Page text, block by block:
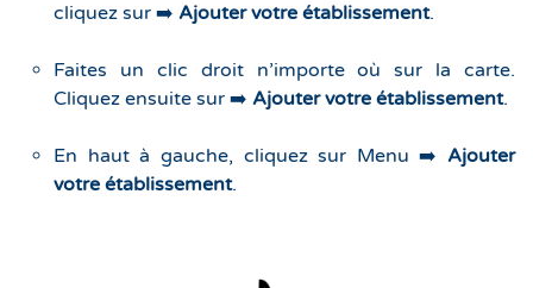
cliquez sur ➡️ Ajouter votre établissement.
Faites un clic droit n’importe où sur la carte.
Cliquez ensuite sur ➡️ Ajouter votre établissement.
En haut à gauche, cliquez sur Menu ➡️ Ajouter
votre établissement.